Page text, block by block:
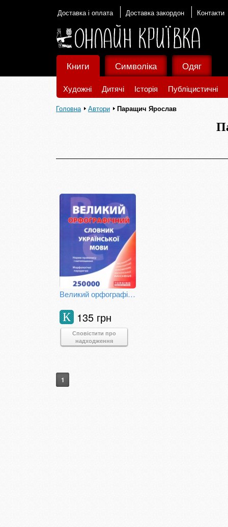
Доставка і оплата Доставка закордон Контакти
Книги
Художні Дитячі Історія Публіцистичні
Символіка Одяг
Головна Автори Паращич Ярослав
Великий орфографічний словник української мови (25000)
135 грн
К
Сповістити про
надходження
1